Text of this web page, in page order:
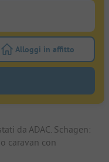
cercare piazzole
Attivare il filtro
Alloggi in affitto
da ADAC. Schagen:
caravan con